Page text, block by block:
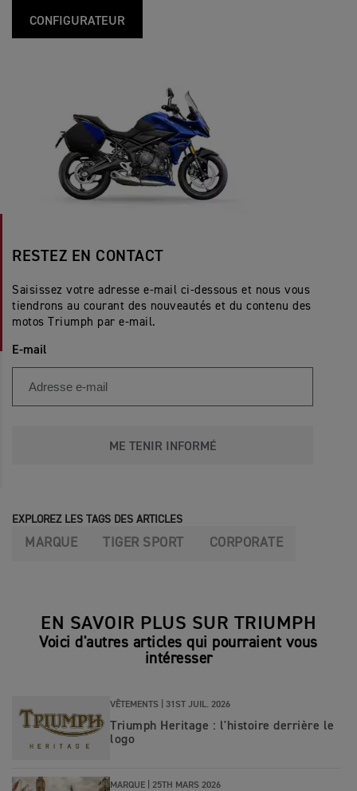
CONFIGURATEUR
RESTEZ EN CONTACT
Saisissez votre adresse e-mail ci-dessous et nous vous
tiendrons au courant des nouveautés et du contenu des
motos Triumph par e-mail.
E-mail
ME TENIR INFORMÉ
EXPLOREZ LES TAGS DES ARTICLES
MARQUE TIGER SPORT CORPORATE
EN SAVOIR PLUS SUR TRIUMPH
Voici d'autres articles qui pourraient vous
intéresser
VÊTEMENTS | 31ST JUIL. 2026
Triumph Heritage : l'histoire derrière le
logo
MARQUE | 25TH MARS 2026